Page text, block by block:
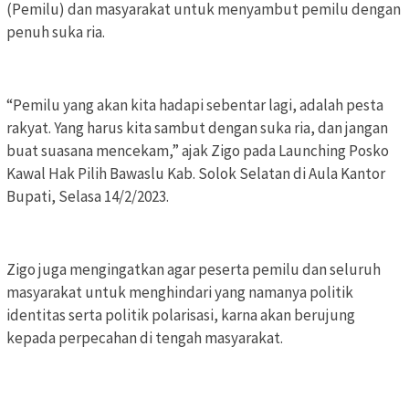
(Pemilu) dan masyarakat untuk menyambut pemilu dengan
penuh suka ria.
“Pemilu yang akan kita hadapi sebentar lagi, adalah pesta
rakyat. Yang harus kita sambut dengan suka ria, dan jangan
buat suasana mencekam,” ajak Zigo pada Launching Posko
Kawal Hak Pilih Bawaslu Kab. Solok Selatan di Aula Kantor
Bupati, Selasa 14/2/2023.
Zigo juga mengingatkan agar peserta pemilu dan seluruh
masyarakat untuk menghindari yang namanya politik
identitas serta politik polarisasi, karna akan berujung
kepada perpecahan di tengah masyarakat.